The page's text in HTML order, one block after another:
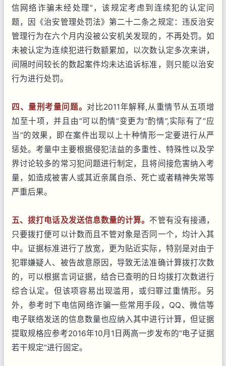
信网络诈骗未经处理”，该规定考虑到连续犯的认定问
题，因《治安管理处罚法》第二十二条之规定：违反治安
管理行为在六个月内没被公安机关发现的，不再处罚。如
未被认定为连续犯进行数额累加，以次数认定多次来讲，
间隔时间较长的数起案件均未达追诉标准，则只能以治安
行为进行处罚。
四、量刑考量问题。 对比2011年解释,从重情节从五项增
加至十项，并且由“可以酌情”变更为“酌情”,实际有了“应
当”的效果，即在案件出现以上十种情形一定要进行从严
惩处。考量中主要根据侵犯法益的多重性、特殊性以及学
界讨论较多的常习犯问题进行制定，且将间接危害纳入考
量，如造成被害人或其近亲属自杀、死亡或者精神失常等
严重后果。
五、拨打电话及发送信息数量的计算。 不管有没有接通，
只要拨打便可以计数而且不管对象是否同一个，均计入其
中。证据标准进行了放宽，更为贴近实际，特别是对由于
犯罪嫌疑人、被告故意原因，导致无法准确计算拨打次数
的，可以根据言词证据，结合已查明的日均拨打次数进行
综合认定。但该项容易出现滥用，或归罪过重情形。另
外，参考时下电信网络诈骗一些常用手段，QQ、微信等
电子联络发送的信息数量也应纳入其中进行计算，但证据
提取规格应参考2016年10月1日两高一步发布的“电子证据
若干规定”进行固定。